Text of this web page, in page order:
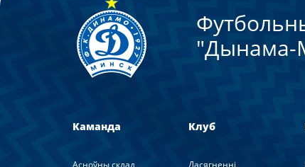
"Дынама-
Каманда
Асноўны склад
Клуб
Дасягненні